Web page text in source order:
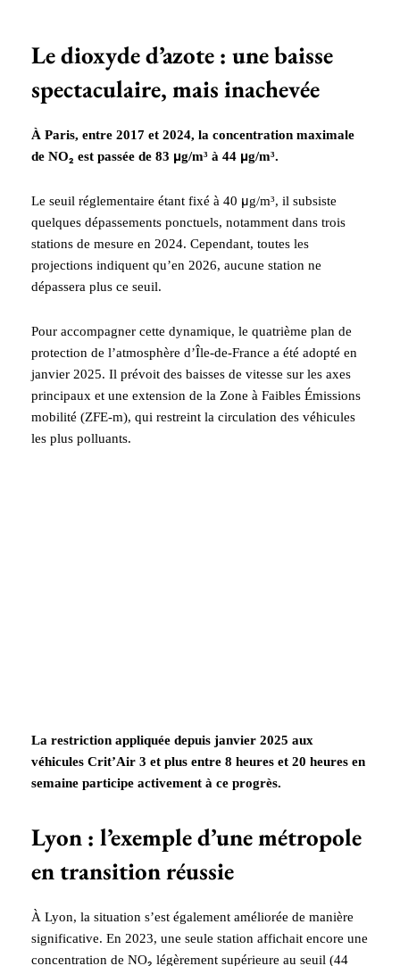
Le dioxyde d’azote : une baisse
spectaculaire, mais inachevée
À Paris, entre 2017 et 2024, la concentration maximale
de NO₂ est passée de 83 μg/m³ à 44 μg/m³.
Le seuil réglementaire étant fixé à 40 μg/m³, il subsiste
quelques dépassements ponctuels, notamment dans trois
stations de mesure en 2024. Cependant, toutes les
projections indiquent qu’en 2026, aucune station ne
dépassera plus ce seuil.
Pour accompagner cette dynamique, le quatrième plan de
protection de l’atmosphère d’Île-de-France a été adopté en
janvier 2025. Il prévoit des baisses de vitesse sur les axes
principaux et une extension de la Zone à Faibles Émissions
mobilité (ZFE-m), qui restreint la circulation des véhicules
les plus polluants.
La restriction appliquée depuis janvier 2025 aux
véhicules Crit’Air 3 et plus entre 8 heures et 20 heures en
semaine participe activement à ce progrès.
Lyon : l’exemple d’une métropole
en transition réussie
À Lyon, la situation s’est également améliorée de manière
significative. En 2023, une seule station affichait encore une
concentration de NO₂ légèrement supérieure au seuil (44